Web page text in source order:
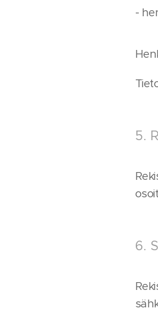
-
5.
6.